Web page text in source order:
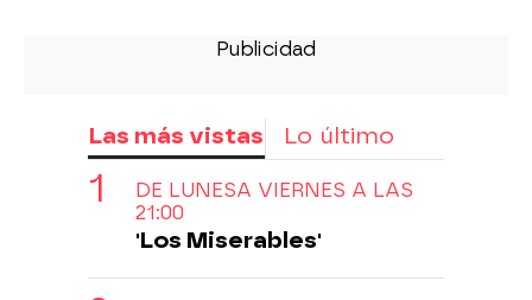
Las más vistas Lo último
DE LUNESA VIERNES A LAS
21:00
'Los Miserables'